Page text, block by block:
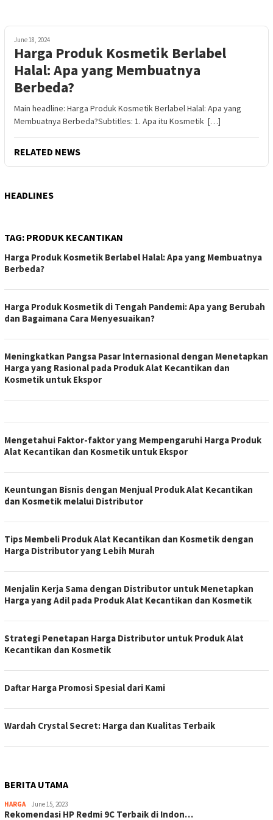
June 18, 2024
Harga Produk Kosmetik Berlabel
Halal: Apa yang Membuatnya
Berbeda?
Main headline: Harga Produk Kosmetik Berlabel Halal: Apa yang
Membuatnya Berbeda?Subtitles: 1. Apa itu Kosmetik […]
RELATED NEWS
HEADLINES
TAG: PRODUK KECANTIKAN
Harga Produk Kosmetik Berlabel Halal: Apa yang Membuatnya
Berbeda?
Harga Produk Kosmetik di Tengah Pandemi: Apa yang Berubah
dan Bagaimana Cara Menyesuaikan?
Meningkatkan Pangsa Pasar Internasional dengan Menetapkan
Harga yang Rasional pada Produk Alat Kecantikan dan
Kosmetik untuk Ekspor
Mengetahui Faktor-faktor yang Mempengaruhi Harga Produk
Alat Kecantikan dan Kosmetik untuk Ekspor
Keuntungan Bisnis dengan Menjual Produk Alat Kecantikan
dan Kosmetik melalui Distributor
Tips Membeli Produk Alat Kecantikan dan Kosmetik dengan
Harga Distributor yang Lebih Murah
Menjalin Kerja Sama dengan Distributor untuk Menetapkan
Harga yang Adil pada Produk Alat Kecantikan dan Kosmetik
Strategi Penetapan Harga Distributor untuk Produk Alat
Kecantikan dan Kosmetik
Daftar Harga Promosi Spesial dari Kami
Wardah Crystal Secret: Harga dan Kualitas Terbaik
BERITA UTAMA
HARGA June 15, 2023
Rekomendasi HP Redmi 9C Terbaik di Indon…